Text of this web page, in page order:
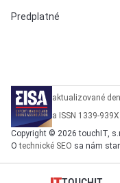
Predplatné
aktualizované
a ISSN 1339-
Copyright © 2026 touchIT,
Otechnické SEO sa nám